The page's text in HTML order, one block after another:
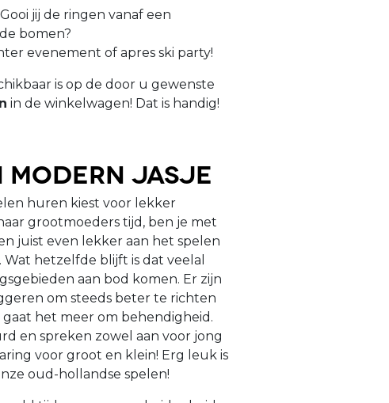
jij de ringen vanaf een
bomen?
evenement of apres ski party!
is op de door u gewenste
in de winkelwagen! Dat is handig!
modern jasje
huren kiest voor lekker
grootmoeders tijd, ben je met
juist even lekker aan het spelen
hetzelfde blijft is dat veelal
aan bod komen. Er zijn
om steeds beter te richten
het meer om behendigheid.
en spreken zowel aan voor jong
voor groot en klein! Erg leuk is
oud-hollandse spelen!